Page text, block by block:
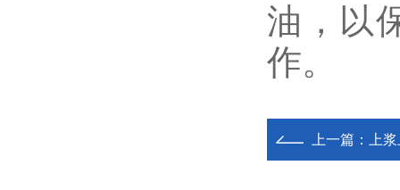
油，以
作。
上一篇： 上